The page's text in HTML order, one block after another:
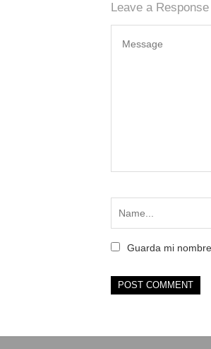
Leave a Response
Guarda mi